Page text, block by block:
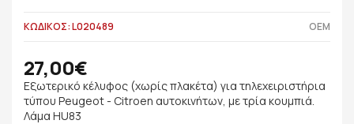
ΚΩΔΙΚΟΣ: L020489 OEM
27,00€
Εξωτερικό κέλυφος (χωρίς πλακέτα) για τηλεχειριστήρια
τύπου Peugeot - Citroen αυτοκινήτων, με τρία κουμπιά.
Λάμα HU83